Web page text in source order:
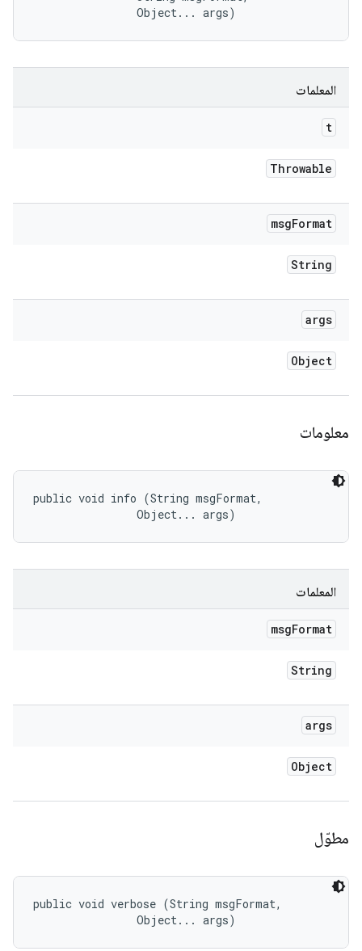
                Object... args)
المعلمات
t
Throwable
msgFormat
String
args
Object
معلومات
public void info (String msgFormat,
                Object... args)
المعلمات
msgFormat
String
args
Object
مطوّل
public void verbose (String msgFormat,
                Object... args)